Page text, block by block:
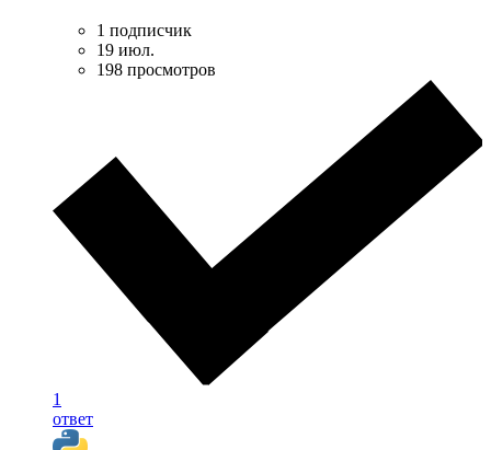
1 подписчик
19 июл.
198 просмотров
1
ответ